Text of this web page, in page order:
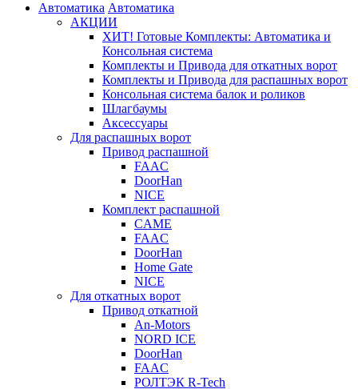
Автоматика Автоматика
АКЦИИ
ХИТ! Готовые Комплекты: Автоматика и
Консольная система
Комплекты и Привода для откатных ворот
Комплекты и Привода для распашных ворот
Консольная система балок и роликов
Шлагбаумы
Аксессуары
Для распашных ворот
Привод распашной
FAAC
DoorHan
NICE
Комплект распашной
CAME
FAAC
DoorHan
Home Gate
NICE
Для откатных ворот
Привод откатной
An-Motors
NORD ICE
DoorHan
FAAC
РОЛТЭК R-Tech